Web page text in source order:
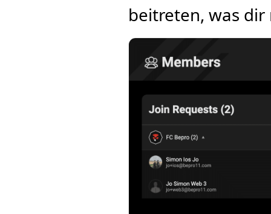
beitreten, was